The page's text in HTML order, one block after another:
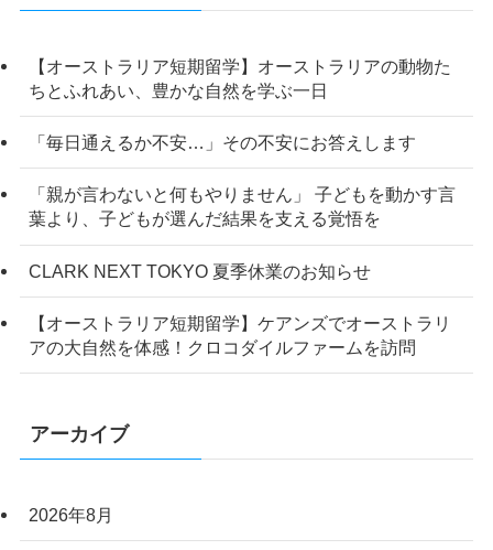
【オーストラリア短期留学】オーストラリアの動物た
ちとふれあい、豊かな自然を学ぶ一日
「毎日通えるか不安…」その不安にお答えします
「親が言わないと何もやりません」 子どもを動かす言
葉より、子どもが選んだ結果を支える覚悟を
CLARK NEXT TOKYO 夏季休業のお知らせ
【オーストラリア短期留学】ケアンズでオーストラリ
アの大自然を体感！クロコダイルファームを訪問
アーカイブ
2026年8月